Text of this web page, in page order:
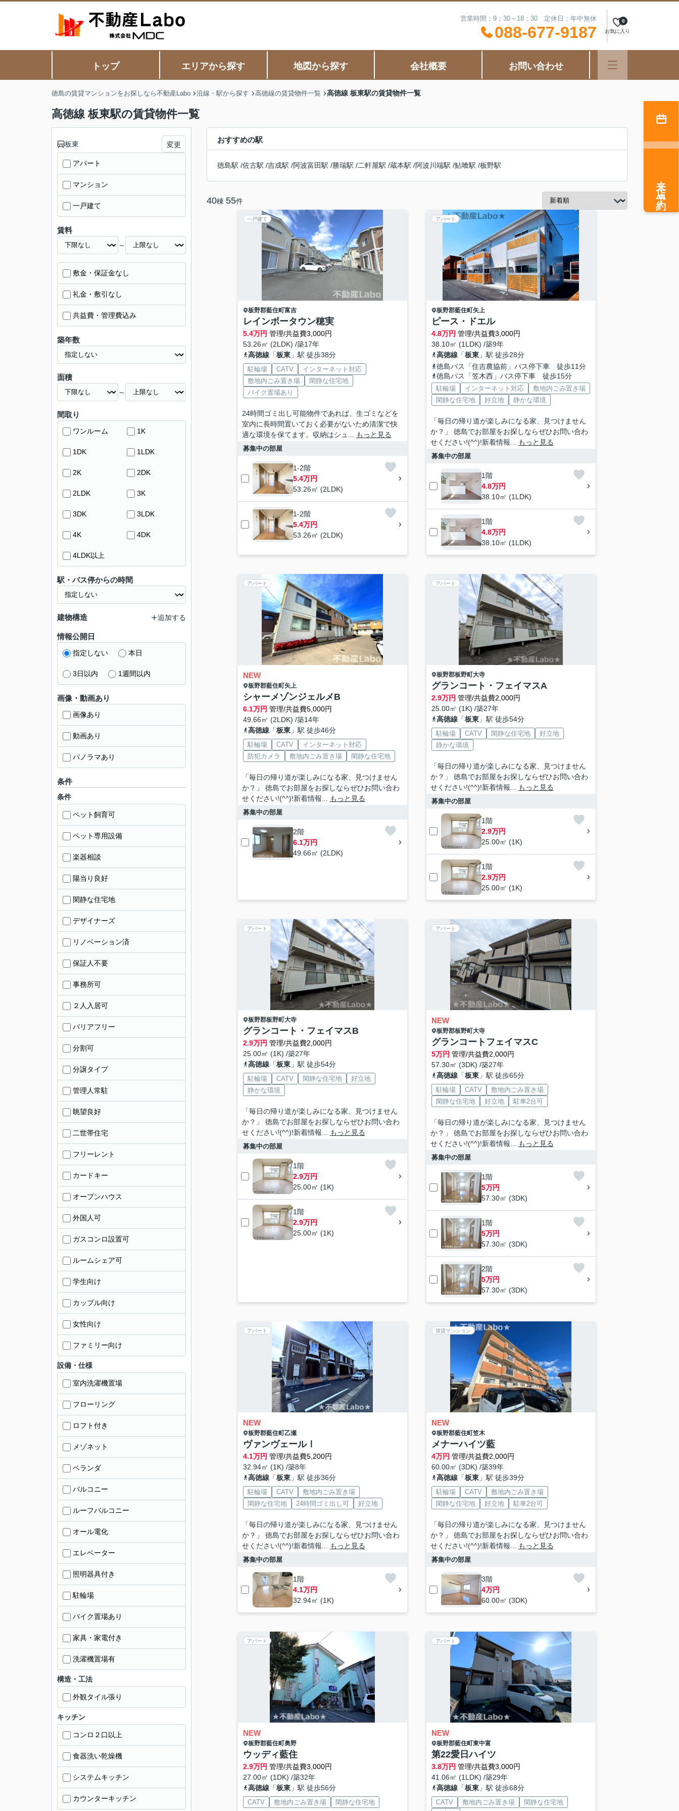
営業時間：9：30～18：30 定休日：年中無休
088-677-9187 お気に入り
0
トップ エリアから探す 地図から探す 会社概要 お問い合わせ
徳島の賃貸マンションをお探しなら不動産Labo 沿線・駅から探す 高徳線の賃貸物件一覧 高徳線 板東駅の賃貸物件一覧
高徳線 板東駅の賃貸物件一覧
おすすめの駅
徳島駅 /佐古駅 /吉成駅 /阿波富田駅 /勝瑞駅 /二軒屋駅 /蔵本駅 /阿波川端駅 /鮎喰駅 /板野駅
40棟 55件
一戸建て
板野郡藍住町富吉
レインボータウン穂実
5.4万円 管理/共益費3,000円
53.26㎡ (2LDK) /築17年
高徳線「板東」駅 徒歩38分
駐輪場 CATV
インターネット対応
敷地内ごみ置き場
閑静な住宅地
バイク置場あり
24時間ゴミ出し可能物件であれば、生ゴミなどを
室内に長時間置いておく必要がないため清潔で快
適な環境を保てます。収納はシュ...
もっと見る
募集中の部屋
1-2階
5.4万円
53.26㎡ (2LDK)
1-2階
5.4万円
53.26㎡ (2LDK)
アパート
板野郡藍住町矢上
ピース・ドエル
4.8万円 管理/共益費3,000円
38.10㎡ (1LDK) /築9年
高徳線「板東」駅 徒歩28分
徳島バス「住吉農協前」バス停下車 徒歩11分
徳島バス「笠木西」バス停下車 徒歩15分
駐輪場 インターネット対応
敷地内ごみ置き場
閑静な住宅地
好立地 静かな環境
「毎日の帰り道が楽しみになる家、見つけません
か？」 徳島でお部屋をお探しならぜひお問い合わ
せください!(^^)!新着情報...
もっと見る
募集中の部屋
1階
4.8万円
38.10㎡ (1LDK)
1階
4.8万円
38.10㎡ (1LDK)
アパート
NEW
板野郡藍住町矢上
シャーメゾンジェルメB
6.1万円 管理/共益費5,000円
49.66㎡ (2LDK) /築14年
高徳線「板東」駅 徒歩46分
駐輪場 CATV
インターネット対応
防犯カメラ
敷地内ごみ置き場 閑静な住宅地
「毎日の帰り道が楽しみになる家、見つけません
か？」 徳島でお部屋をお探しならぜひお問い合わ
せください!(^^)!新着情報...
もっと見る
募集中の部屋
2階
6.1万円
49.66㎡ (2LDK)
アパート
板野郡板野町大寺
グランコート・フェイマスA
2.9万円 管理/共益費2,000円
25.00㎡ (1K) /築27年
高徳線「板東」駅 徒歩54分
駐輪場 CATV 閑静な住宅地
好立地
静かな環境
「毎日の帰り道が楽しみになる家、見つけません
か？」 徳島でお部屋をお探しならぜひお問い合わ
せください!(^^)!新着情報...
もっと見る
募集中の部屋
1階
2.9万円
25.00㎡ (1K)
1階
2.9万円
25.00㎡ (1K)
アパート
板野郡板野町大寺
グランコート・フェイマスB
2.9万円 管理/共益費2,000円
25.00㎡ (1K) /築27年
高徳線「板東」駅 徒歩54分
駐輪場 CATV 閑静な住宅地
好立地
静かな環境
「毎日の帰り道が楽しみになる家、見つけません
か？」 徳島でお部屋をお探しならぜひお問い合わ
せください!(^^)!新着情報...
もっと見る
募集中の部屋
1階
2.9万円
25.00㎡ (1K)
1階
2.9万円
25.00㎡ (1K)
アパート
NEW
板野郡板野町大寺
グランコートフェイマスC
5万円 管理/共益費2,000円
57.30㎡ (3DK) /築27年
高徳線「板東」駅 徒歩65分
駐輪場 CATV
敷地内ごみ置き場
閑静な住宅地
好立地 駐車2台可
「毎日の帰り道が楽しみになる家、見つけません
か？」 徳島でお部屋をお探しならぜひお問い合わ
せください!(^^)!新着情報...
もっと見る
募集中の部屋
1階
5万円
57.30㎡ (3DK)
1階
5万円
57.30㎡ (3DK)
2階
5万円
57.30㎡ (3DK)
アパート
NEW
板野郡藍住町乙瀬
ヴァンヴェールⅠ
4.1万円 管理/共益費5,200円
32.94㎡ (1K) /築8年
高徳線「板東」駅 徒歩36分
駐輪場 CATV
敷地内ごみ置き場
閑静な住宅地
24時間ゴミ出し可 好立地
「毎日の帰り道が楽しみになる家、見つけません
か？」 徳島でお部屋をお探しならぜひお問い合わ
せください!(^^)!新着情報...
もっと見る
募集中の部屋
1階
4.1万円
32.94㎡ (1K)
賃貸マンション
NEW
板野郡藍住町笠木
メナーハイツ藍
4万円 管理/共益費2,000円
60.00㎡ (3DK) /築39年
高徳線「板東」駅 徒歩39分
駐輪場 CATV
敷地内ごみ置き場
閑静な住宅地
好立地 駐車2台可
「毎日の帰り道が楽しみになる家、見つけません
か？」 徳島でお部屋をお探しならぜひお問い合わ
せください!(^^)!新着情報...
もっと見る
募集中の部屋
3階
4万円
60.00㎡ (3DK)
アパート
NEW
板野郡藍住町奥野
ウッディ藍住
2.9万円 管理/共益費3,000円
27.00㎡ (1DK) /築32年
高徳線「板東」駅 徒歩56分
CATV 敷地内ごみ置き場 閑静な住宅地
アパート
NEW
板野郡藍住町東中富
第22愛日ハイツ
3.8万円 管理/共益費3,000円
41.06㎡ (1LDK) /築29年
高徳線「板東」駅 徒歩68分
CATV 敷地内ごみ置き場
閑静な住宅地
板東 変更
アパート
マンション
一戸建て
賃料
～
敷金・保証金なし
礼金・敷引なし
共益費・管理費込み
築年数
面積
～
間取り
ワンルーム 1K
1DK 1LDK
2K 2DK
2LDK 3K
3DK 3LDK
4K 4DK
4LDK以上
駅・バス停からの時間
建物構造 追加する
情報公開日
指定しない 本日
3日以内 1週間以内
画像・動画あり
画像あり
動画あり
パノラマあり
条件
条件
ペット飼育可
ペット専用設備
楽器相談
陽当り良好
閑静な住宅地
デザイナーズ
リノベーション済
保証人不要
事務所可
２人入居可
バリアフリー
分割可
分譲タイプ
管理人常駐
眺望良好
二世帯住宅
フリーレント
カードキー
オープンハウス
外国人可
ガスコンロ設置可
ルームシェア可
学生向け
カップル向け
女性向け
ファミリー向け
設備・仕様
室内洗濯機置場
フローリング
ロフト付き
メゾネット
ベランダ
バルコニー
ルーフバルコニー
オール電化
エレベーター
照明器具付き
駐輪場
バイク置場あり
家具・家電付き
洗濯機置場有
構造・工法
外観タイル張り
キッチン
コンロ２口以上
食器洗い乾燥機
システムキッチン
カウンターキッチン
来店予約